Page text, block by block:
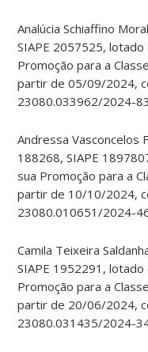
Analúcia Schiaffino
SIAPE 2057525, lotado
Promoção para a
partir de 05/09/2024,
23080.033962/2024-
Andressa Vasconcelos
188268, SIAPE
sua Promoção para a
partir de 10/10/2024,
23080.010651/2024-
Camila Teixeira
SIAPE 1952291, lotado
Promoção para a
partir de 20/06/2024,
23080.031435/2024-